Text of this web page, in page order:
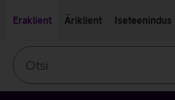
Eraklient
Äriklient Iseteenindus